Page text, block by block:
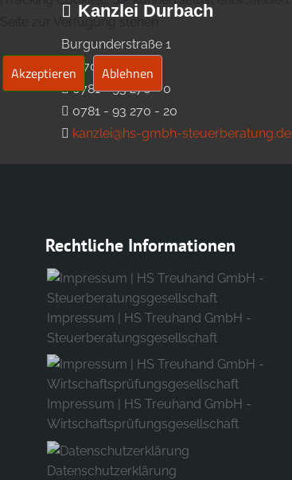
Kanzlei Durbach
Burgunderstraße 1
77770 Durbach
0781 - 93 270 - 0
0781 - 93 270 - 20
kanzlei@hs-gmbh-steuerberatung.de
Rechtliche Informationen
Impressum | HS Treuhand GmbH -
Steuerberatungsgesellschaft
Impressum | HS Treuhand GmbH -
Wirtschaftsprüfungsgesellschaft
Datenschutzerklärung
Seite zur Verfügung stehen.
Akzeptieren Ablehnen